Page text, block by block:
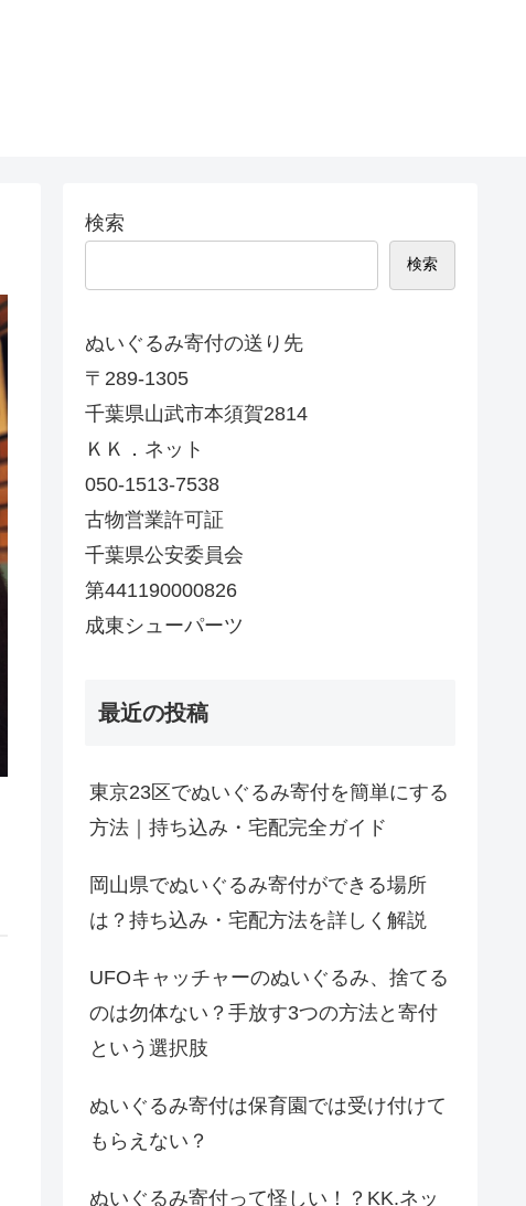
検索
検索
ぬいぐるみ寄付の送り先
〒289-1305
千葉県山武市本須賀2814
ＫＫ．ネット
050-1513-7538
古物営業許可証
千葉県公安委員会
第441190000826
成東シューパーツ
最近の投稿
東京23区でぬいぐるみ寄付を簡単にする
方法｜持ち込み・宅配完全ガイド
岡山県でぬいぐるみ寄付ができる場所
は？持ち込み・宅配方法を詳しく解説
UFOキャッチャーのぬいぐるみ、捨てる
のは勿体ない？手放す3つの方法と寄付
という選択肢
ぬいぐるみ寄付は保育園では受け付けて
もらえない？
ぬいぐるみ寄付って怪しい！？KK.ネッ